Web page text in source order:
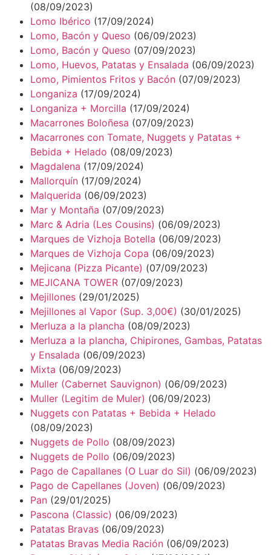
(08/09/2023)
Lomo Ibérico (17/09/2024)
Lomo, Bacón y Queso (06/09/2023)
Lomo, Bacón y Queso (07/09/2023)
Lomo, Huevos, Patatas y Ensalada (06/09/2023)
Lomo, Pimientos Fritos y Bacón (07/09/2023)
Longaniza (17/09/2024)
Longaniza + Morcilla (17/09/2024)
Macarrones Boloñesa (07/09/2023)
Macarrones con Tomate, Nuggets y Patatas +
Bebida + Helado (08/09/2023)
Magdalena (17/09/2024)
Mallorquín (17/09/2024)
Malquerida (06/09/2023)
Mar y Montaña (07/09/2023)
Marc & Adria (Les Cousins) (06/09/2023)
Marques de Vizhoja Botella (06/09/2023)
Marques de Vizhoja Copa (06/09/2023)
Mejicana (Pizza Picante) (07/09/2023)
MEJICANA TOWER (07/09/2023)
Mejillones (29/01/2025)
Mejillones al Vapor (Sup. 3,00€) (30/01/2025)
Merluza a la plancha (08/09/2023)
Merluza a la plancha, Chipirones, Gambas, Patatas
y Ensalada (06/09/2023)
Mixta (06/09/2023)
Muller (Cabernet Sauvignon) (06/09/2023)
Muller (Legitim de Muler) (06/09/2023)
Nuggets con Patatas + Bebida + Helado
(08/09/2023)
Nuggets de Pollo (08/09/2023)
Nuggets de Pollo (06/09/2023)
Pago de Capallanes (O Luar do Sil) (06/09/2023)
Pago de Capellanes (Joven) (06/09/2023)
Pan (29/01/2025)
Pascona (Classic) (06/09/2023)
Patatas Bravas (06/09/2023)
Patatas Bravas Media Ración (06/09/2023)